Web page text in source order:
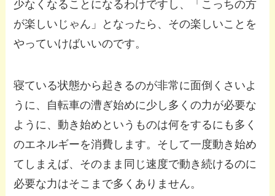
少なくなることになるわけですし、「こっちの方
が楽しいじゃん」となったら、その楽しいことを
やっていけばいいのです。
寝ている状態から起きるのが非常に面倒くさいよ
うに、自転車の漕ぎ始めに少し多くの力が必要な
ように、動き始めというものは何をするにも多く
のエネルギーを消費します。そして一度動き始め
てしまえば、そのまま同じ速度で動き続けるのに
必要な力はそこまで多くありません。